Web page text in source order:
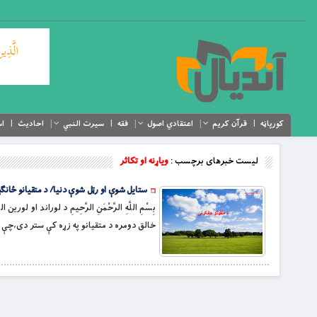
کورپاڼه قرآن کریم اعتقادي اصول فقه سیرت النبي احادیث
لیست خبرهای برچسب :وياړنه او تکاثر
ستایل شوې او رټل شوې دنیا/ د متقیانو
بِسْمِ اللَّهِ الرَّحْمَنِ الرَّحِيمِ د لوراند او
خالق دومره د متقیانو په زړه کې ستر